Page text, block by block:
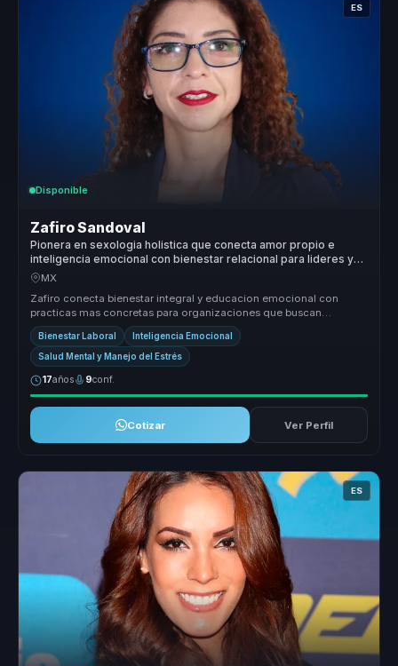
ES
Disponible
Zafiro Sandoval
Pionera en sexologia holistica que conecta amor propio e
inteligencia emocional con bienestar relacional para lideres y
equipos.
MX
Zafiro conecta bienestar integral y educacion emocional con
practicas mas concretas para organizaciones que buscan
relaciones mas sanas, ...
Bienestar Laboral Inteligencia Emocional
Salud Mental y Manejo del Estrés
17años 9conf.
Cotizar Ver Perfil
ES